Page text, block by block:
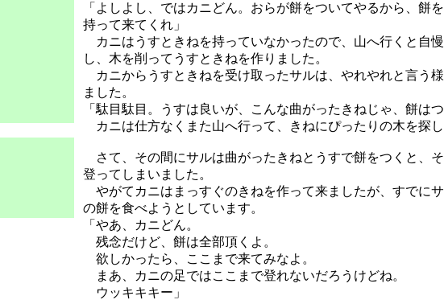
「よしよし、ではカニどん。おらが餅をついてやるから、餅
持って来てくれ」
カニはうすときねを持っていなかったので、山へ行くと自
し、木を削ってうすときねを作りました。
カニからうすときねを受け取ったサルは、やれやれと言う
ました。
「駄目駄目。うすは良いが、こんな曲がったきねじゃ、餅はつ
カニは仕方なくまた山へ行って、きねにぴったりの木を探し
さて、その間にサルは曲がったきねとうすで餅をつくと、
登ってしまいました。
やがてカニはまっすぐのきねを作って来ましたが、すでに
の餅を食べようとしています。
「やあ、カニどん。
残念だけど、餅は全部頂くよ。
欲しかったら、ここまで来てみなよ。
まあ、カニの足ではここまで登れないだろうけどね。
ウッキキキー」